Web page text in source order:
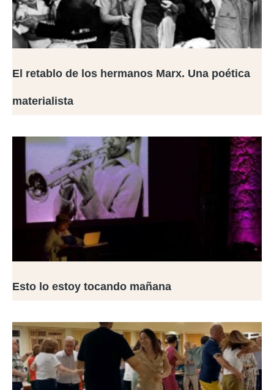
El retablo de los hermanos Marx. Una poética
materialista
Esto lo estoy tocando mañana